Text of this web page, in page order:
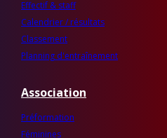
Effectif & staff
Calendrier / résultats
Classement
Planning d'entraînement
Association
Préformation
Féminines